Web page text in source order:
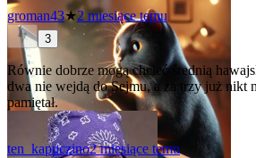
groman43★2 miesiące temu
3
Równie dobrze mogą chcieć średnią
dwa nie wejdą do Sejmu, a za trzy już nikt
pamiętał.
ten_kapuczino2 miesiące temu